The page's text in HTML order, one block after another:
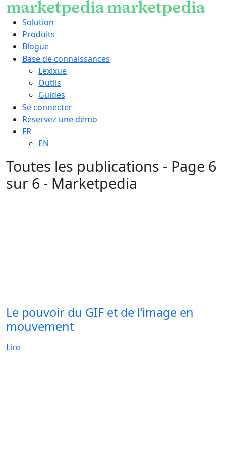
Solution
Produits
Blogue
Base de connaissances
Lexixue
Outils
Guides
Se connecter
Réservez une démo
FR
EN
Toutes les publications - Page 6
sur 6 - Marketpedia
Le pouvoir du GIF et de l’image en
mouvement
Lire